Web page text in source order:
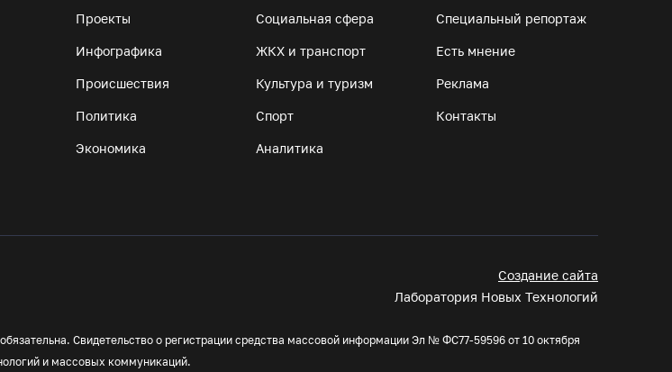
Вологодская область вошла в число лидеров
05.08.26 / 11:33
8 августа в муниципалитетах Вологодчины
идей для развития региона
дворе мотоциклиста
Проекты
Инфографика
Происшествия
Политика
Экономика
Социальная сфера
ЖКХ и транспорт
Культура и туризм
Спорт
Аналитика
Специальный репортаж
Есть мнение
Реклама
Контакты
Создание сайта
Лаборатория Новых Технологий
Свидетельство о регистрации средства массовой информации Эл № ФС77-59596 от 10 октября
и массовых коммуникаций.